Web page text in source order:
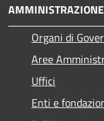
AMMINISTRAZIONE
Organi di
Aree
Uffici
Enti e